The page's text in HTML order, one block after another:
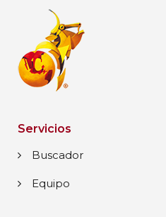
Servicios
Buscador
Equipo